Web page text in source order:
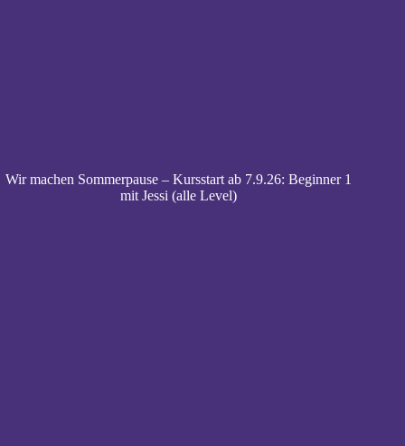
Wir machen Sommerpause – Kursstart ab 7.9.26: Beginner 1
mit Jessi (alle Level)